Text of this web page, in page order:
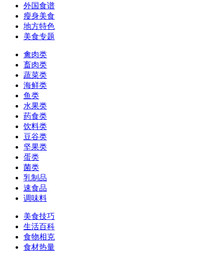
外国食谱
瘦身美食
地方特色
美食专题
禽肉类
畜肉类
蔬菜类
海鲜类
鱼类
水果类
药食类
饮料类
豆谷类
坚果类
蛋类
菌类
乳制品
速食品
调味料
美食技巧
生活百科
食物相克
食材热量